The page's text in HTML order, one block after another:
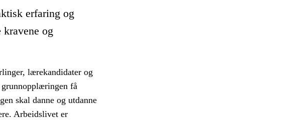
erfaring og
kravene og
lærekandidater og
få
skal danne og utdanne
Arbeidslivet er